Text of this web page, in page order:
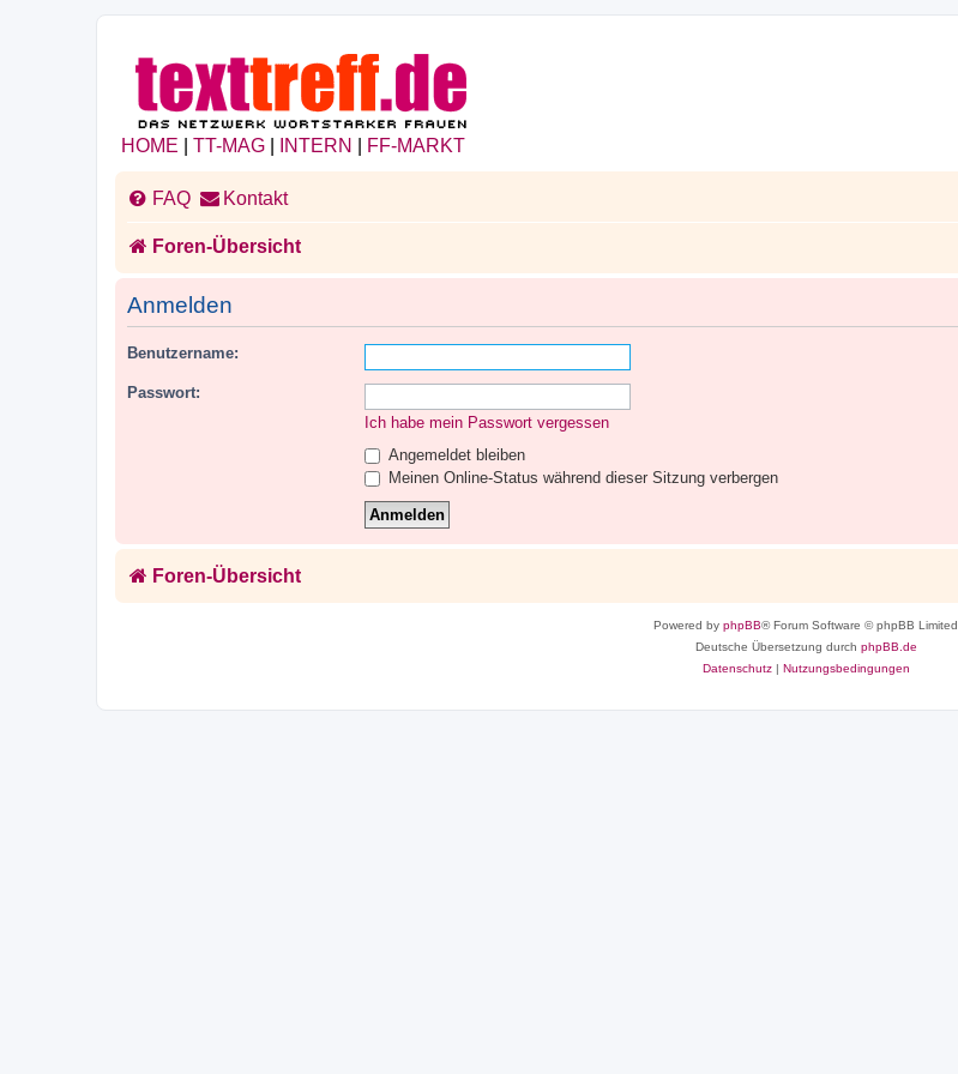
HOME TT-MAG INTERN FF-MARKT
FAQ Kontakt
Foren-Übersicht
Anmelden
Benutzername:
Passwort:
Ich habe mein Passwort vergessen
Angemeldet bleiben
Meinen Online-Status während dieser Sitzung verbergen
Foren-Übersicht
Powered by phpBB® Forum Software © phpBB Limited
Deutsche Übersetzung durch phpBB.de
Datenschutz| Nutzungsbedingungen